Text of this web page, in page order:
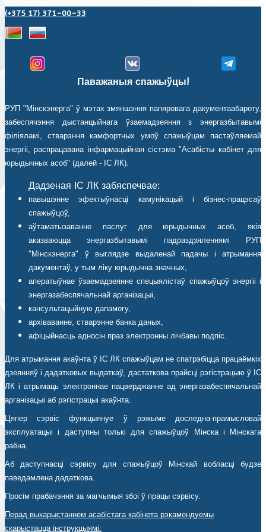
(+375 17) 371-00-33
Паважаныя спажыўцы!
РУП "Мінскэнерга" ў мэтах змяншэння папяровага дакументаабароту,
забеспячэння дыстанцыйнага ўзаемадзеяння з энергазбытавымі
філіяламі, стварэння камфортных умоў спажыўцам пастаўляемай
энергіі, распрацавана інфармацыйная сістэма "Асабісты кабінет для
юрыдычных асоб" (далей - ІС ЛК).
Дадзеная ІС ЛК забяспечвае:
павышэнне эфектыўнасці камунікацый і бізнес-працэсаў
спажыўцоў,
аўтаматызаванне паслуг для юрыдычных асоб, якія
аказваюцца энергазбытавымі падраздзяленнямі РУП
"Мінскэнерга" ў выглядзе выдаленай падачы і атрымання
дакументаў, у тым ліку юрыдычна значных,
аператыўнае ўзаемадзеянне спецыялістаў спажыўцоў энергіі і
энергазабеспячальнай арганізацыі,
кансультацыйную дапамогу,
архіваванне, стварэнне банка даных,
афіцыйнасць адносін праз электронны лічбавы подпіс.
Для атрымання акаўнта ў ІС ЛК спажыўцам не спатрэбіцца працаёмкіх
дзеянняў і дадатковых выдаткаў, дастаткова прайсці рэгістрацыю ў ІС
ЛК і атрымаць электроннае пацверджанне ад энергазабеспячальнай
арганізацыі аб рэгістрацыі акаўнта.
Цяпер сэрвіс функцыянуе ў рэжыме доследна-прамысловай
эксплуатацыі і даступны толькі для спажыўцоў Мінска і Мінскага
раёна.
Аб даступнасці сэрвісу для спажыўцоў Мінскай вобласці будзе
паведамлена дадаткова.
Просім прабачэння за магчымыя збоі ў працы сэрвісу.
Перад выкарыстаннем асабістага кабінета рэкамендуемы
скарыстацца інструкцыямі: